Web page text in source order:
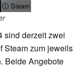
ⓘ Steam
sind derzeit zwei
Steam zum jeweils
Beide Angebote